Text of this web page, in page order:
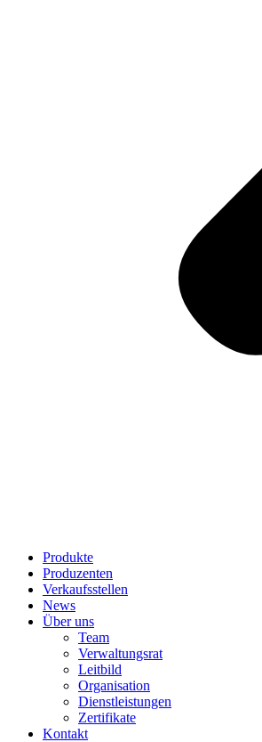
Produkte
Produzenten
Verkaufsstellen
News
Über uns
Team
Verwaltungsrat
Leitbild
Organisation
Dienstleistungen
Zertifikate
Kontakt